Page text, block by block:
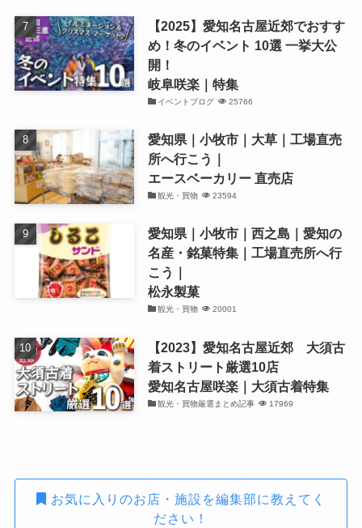
【2025】愛知名古屋近郊でおすす
め！冬のイベント 10選 一挙大公
開！
岐阜咲楽｜特集
イベントブログ 25766
愛知県｜小牧市｜大草｜工場直売
所へ行こう｜
エースベーカリー 直売店
観光・買物 23594
愛知県｜小牧市｜西之島｜愛知の
名産・銘菓特集｜工場直売所へ行
こう｜
松永製菓
観光・買物 20001
【2023】愛知名古屋近郊 大須古
着ストリート厳選10店
愛知名古屋咲楽｜大須古着特集
観光・買物厳選まとめ記事 17969
お気に入りのお店・施設を編集部に教えてく
ださい！